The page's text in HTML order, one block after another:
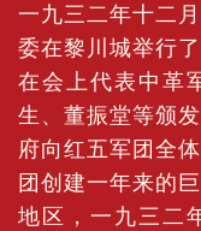
一九三二年十二
委在黎川城举行
在会上代表中革
生、董振堂等颁
府向红五军团全
团创建一年来的
地区，一九三二